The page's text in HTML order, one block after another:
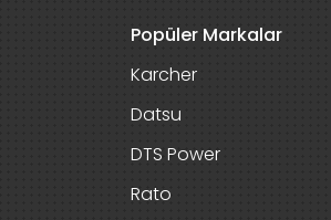
Popüler Markalar
Karcher
Datsu
DTS Power
Rato